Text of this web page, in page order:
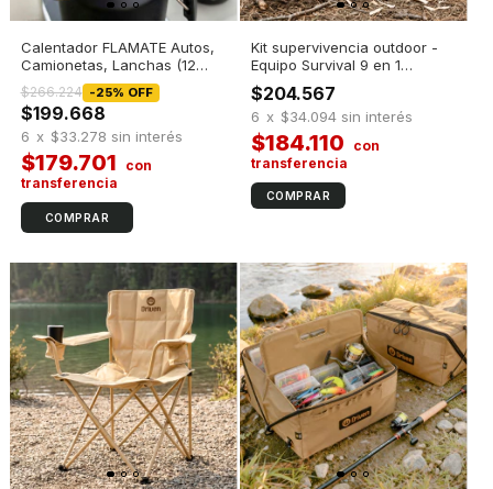
Calentador FLAMATE Autos,
Camionetas, Lanchas (12
volts)
$199.668
-25% OFF
$266.224
$179.701
6 x $33.278 sin interés
COMPRAR
Kit supervivencia outdoor -
Equipo Survival 9 en 1
Multifunción
$204.567
$184.110
6 x $34.094 sin interés